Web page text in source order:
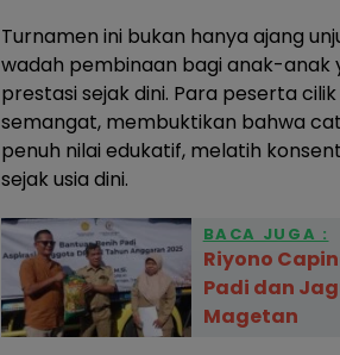
Turnamen ini bukan hanya ajang
wadah pembinaan bagi anak-anak
prestasi sejak dini. Para peserta
semangat, membuktikan bahwa
penuh nilai edukatif, melatih
sejak usia dini.
BACA JUGA :
Riyono
Padi dan
Magetan